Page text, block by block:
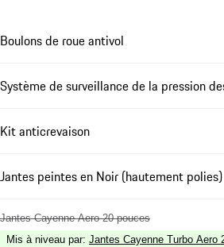
Boulons de roue antivol
Système de surveillance de la pression
Kit anticrevaison
Jantes peintes en Noir (hautement polies)
Jantes Cayenne Aero 20 pouces
Mis à niveau par: Jantes Cayenne Turbo Aero